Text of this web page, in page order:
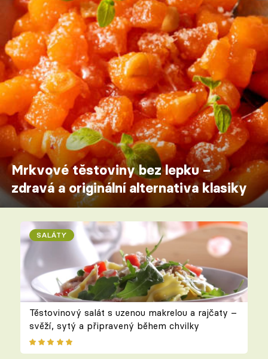
Mrkvové těstoviny bez lepku –
zdravá a originální alternativa klasiky
SALÁTY
Těstovinový salát s uzenou makrelou a rajčaty –
svěží, sytý a připravený během chvilky